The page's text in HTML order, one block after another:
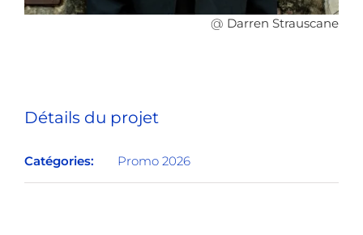
@ Darren Strauscane
Détails du projet
Catégories: Promo 2026